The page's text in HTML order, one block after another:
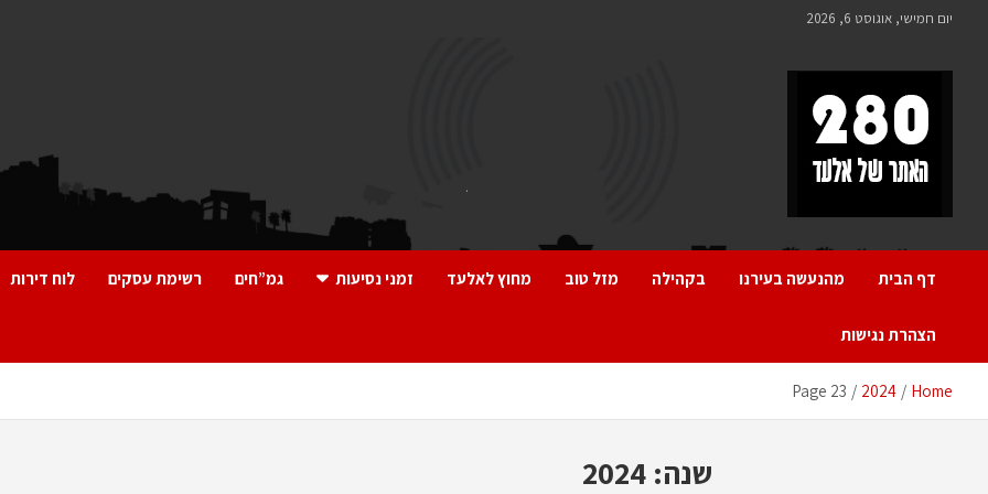
יום חמישי, אוגוסט 6, 2026
280 – חדשות אלעד
דף הבית מהנעשה בעירנו בקהילה מזל טוב מחוץ לאלעד זמני נסיעות גמ”חים רשימת עסקים לוח דירות
הצהרת נגישות
Home
2024
Page 23
שנה:2024